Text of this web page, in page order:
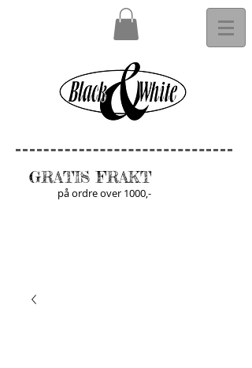
GRATIS FRAKT
på ordre over 1000,-